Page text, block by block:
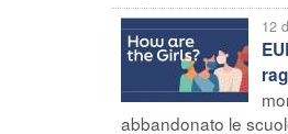
12
abbandonato le